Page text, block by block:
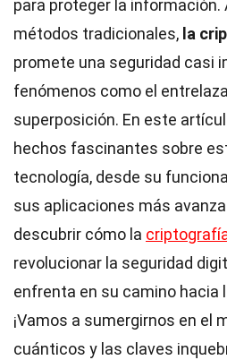
para proteger la información.
métodos tradicionales, la
promete una seguridad casi
fenómenos como el
superposición. En este
hechos fascinantes sobre
tecnología, desde su
sus aplicaciones más
descubrir cómo la
revolucionar la seguridad
enfrenta en su camino hacia
¡Vamos a sumergirnos en el
cuánticos y las claves